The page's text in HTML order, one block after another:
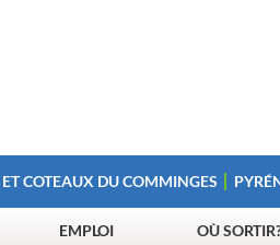
COTEAUX DU COMMINGES
EMPLOI OÙ